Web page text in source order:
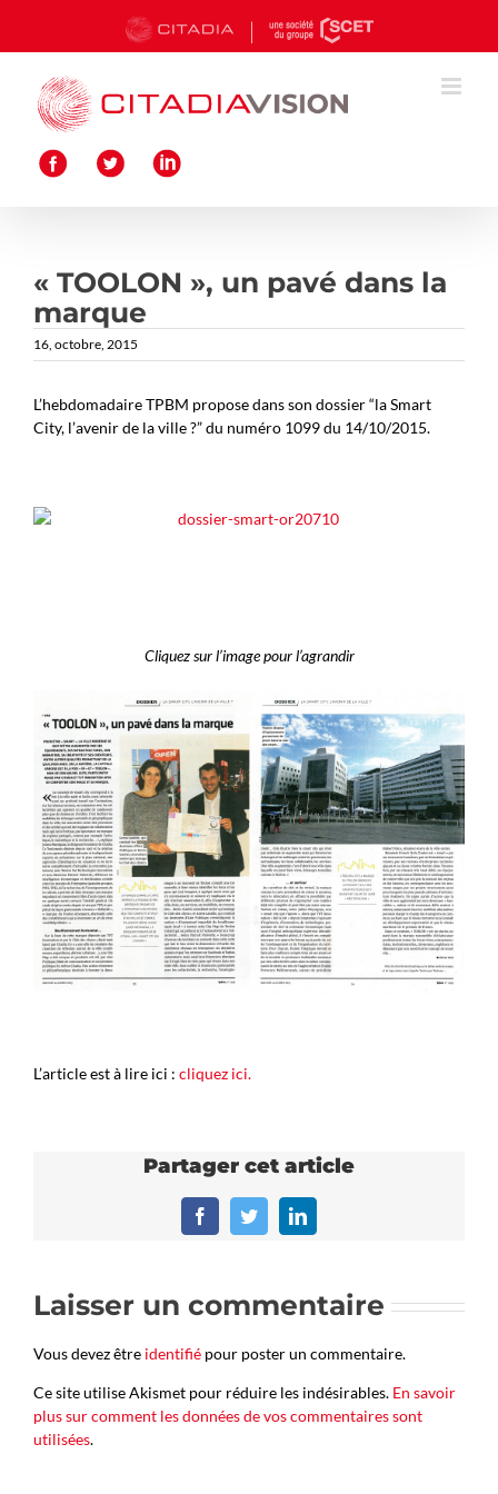
contenu
« TOOLON », un pavé dans la
marque
16, octobre, 2015
L’hebdomadaire TPBM propose dans son dossier “la Smart
City, l’avenir de la ville ?” du numéro 1099 du 14/10/2015.
Cliquez sur l’image pour l’agrandir
L’article est à lire ici : cliquez ici.
Partager cet article
FacebookTwitterLinkedIn
Laisser un commentaire
Vous devez être identifié pour poster un commentaire.
Ce site utilise Akismet pour réduire les indésirables. En savoir
plus sur comment les données de vos commentaires sont
utilisées.